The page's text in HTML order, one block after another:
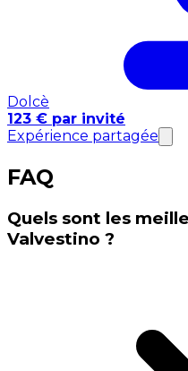
Dolcè
123 € par invité
Expérience partagée
FAQ
Quels sont les
Valvestino ?